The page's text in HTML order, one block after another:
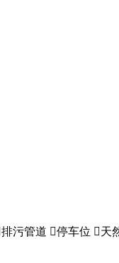
排污管道 停车位 天